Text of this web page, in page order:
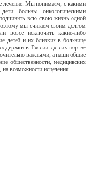
лечение. Мы понимаем, с какими
больны онкологическими
всю свою жизнь одной
мы считаем своим долгом
вовсе исключить какие-либо
детей и их близких в больнице
в России до сих пор не
важными, а наши общие
общественности, медицинских
на возможности исцеления.